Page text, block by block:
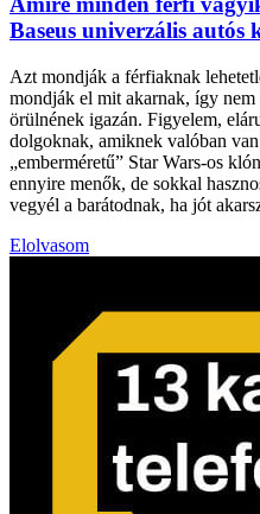
Baseus univerzális autós
Azt mondják a férfiaknak
mondják el mit akarnak, így
örülnének igazán. Figyelem,
dolgoknak, amiknek valóban
„emberméretű” Star Wars-os
ennyire menők, de sokkal
vegyél a barátodnak, ha jót
Elolvasom